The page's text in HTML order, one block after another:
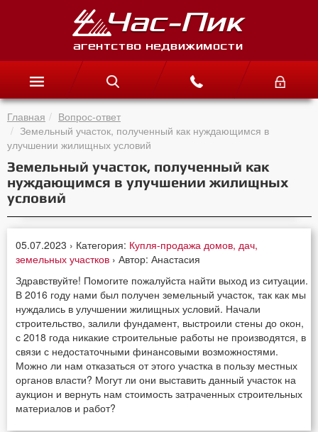
Главная
Вопрос-ответ
Земельный участок, полученный как нуждающимся в
улучшении жилищных условий
Земельный участок, полученный как
нуждающимся в улучшении жилищных
условий
05.07.2023 › Категория: Купля-продажа домов, дач,
земельных участков › Автор: Анастасия
Здравствуйте! Помогите пожалуйста найти выход из ситуации.
В 2016 году нами был получен земельный участок, так как мы
нуждались в улучшении жилищных условий. Начали
строительство, залили фундамент, выстроили стены до окон,
с 2018 года никакие строительные работы не производятся, в
связи с недостаточными финансовыми возможностями.
Можно ли нам отказаться от этого участка в пользу местных
органов власти? Могут ли они выставить данный участок на
аукцион и вернуть нам стоимость затраченных строительных
материалов и работ?